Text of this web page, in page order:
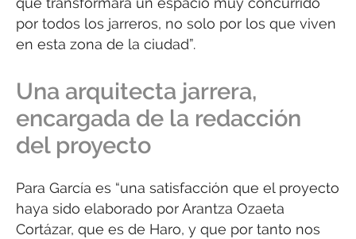
por todos los jarreros, no solo por los que viven
en esta zona de la ciudad”.
Una arquitecta jarrera,
encargada de la redacción
del proyecto
Para García es “una satisfacción que el proyecto
haya sido elaborado por Arantza Ozaeta
Cortázar, que es de Haro, y que por tanto nos